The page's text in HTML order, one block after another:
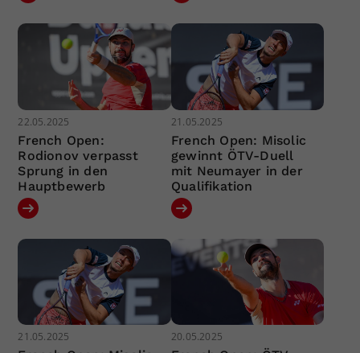
22.05.2025
French Open:
Rodionov verpasst
Sprung in den
Hauptbewerb
21.05.2025
French Open: Misolic
gewinnt ÖTV-Duell
mit Neumayer in der
Qualifikation
21.05.2025 20.05.2025